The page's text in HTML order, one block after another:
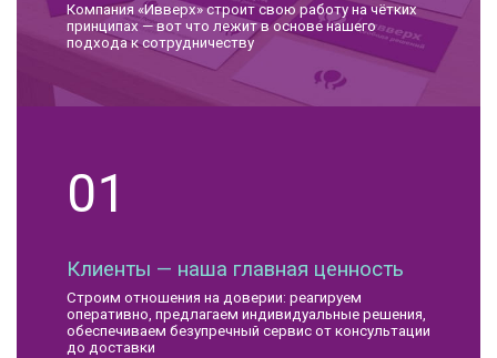
Компания «Ивверх» строит свою работу на чётких
принципах — вот что лежит в основе нашего
подхода к сотрудничеству
01
Клиенты — наша главная ценность
Строим отношения на доверии: реагируем
оперативно, предлагаем индивидуальные решения,
обеспечиваем безупречный сервис от консультации
до доставки